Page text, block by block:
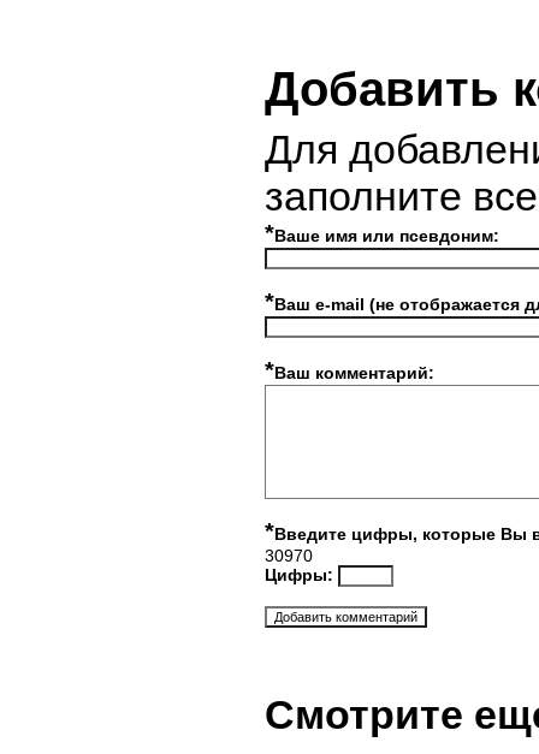
Добавить
Для
заполните
*Ваше имя или псевдоним:
*Ваш e-mail (не отображается
*Ваш комментарий:
*Введите цифры, которые Вы
30970
Цифры:
Смотрите